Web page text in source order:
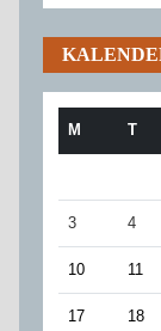
M T
3 4
10 11
17 18